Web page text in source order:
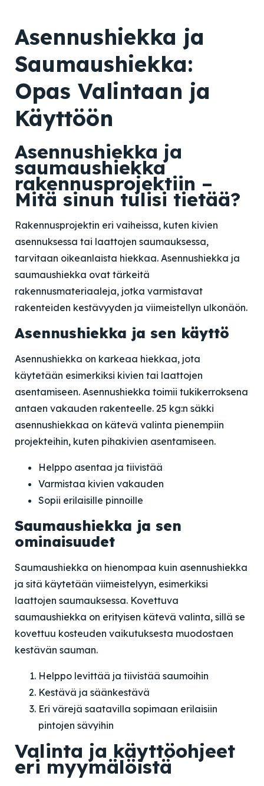
Asennushiekka ja
Saumaushiekka:
Opas Valintaan ja
Käyttöön
Asennushiekka ja
saumaushiekka
rakennusprojektiin –
Mitä sinun tulisi tietää?
Rakennusprojektin eri vaiheissa, kuten kivien
asennuksessa tai laattojen saumauksessa,
tarvitaan oikeanlaista hiekkaa. Asennushiekka ja
saumaushiekka ovat tärkeitä
rakennusmateriaaleja, jotka varmistavat
rakenteiden kestävyyden ja viimeistellyn ulkonäön.
Asennushiekka ja sen käyttö
Asennushiekka on karkeaa hiekkaa, jota
käytetään esimerkiksi kivien tai laattojen
asentamiseen. Asennushiekka toimii tukikerroksena
antaen vakauden rakenteelle. 25 kg:n säkki
asennushiekkaa on kätevä valinta pienempiin
projekteihin, kuten pihakivien asentamiseen.
Helppo asentaa ja tiivistää
Varmistaa kivien vakauden
Sopii erilaisille pinnoille
Saumaushiekka ja sen
ominaisuudet
Saumaushiekka on hienompaa kuin asennushiekka
ja sitä käytetään viimeistelyyn, esimerkiksi
laattojen saumauksessa. Kovettuva
saumaushiekka on erityisen kätevä valinta, sillä se
kovettuu kosteuden vaikutuksesta muodostaen
kestävän sauman.
Helppo levittää ja tiivistää saumoihin
Kestävä ja säänkestävä
Eri värejä saatavilla sopimaan erilaisiin
pintojen sävyihin
Valinta ja käyttöohjeet
eri myymälöistä